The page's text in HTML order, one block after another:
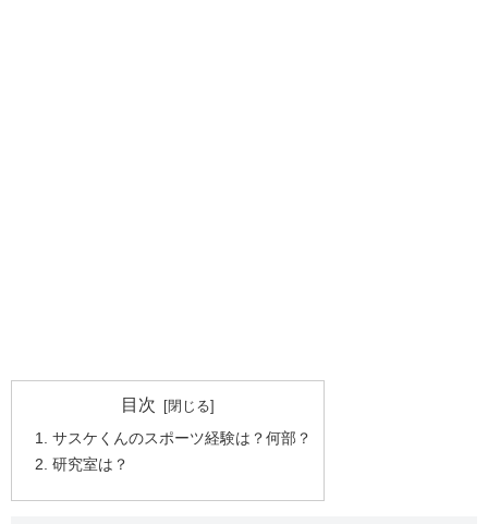
目次
サスケくんのスポーツ経験は？何部？
研究室は？